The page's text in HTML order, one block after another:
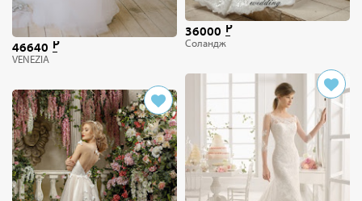
46640
VENEZIA
36000
Соландж